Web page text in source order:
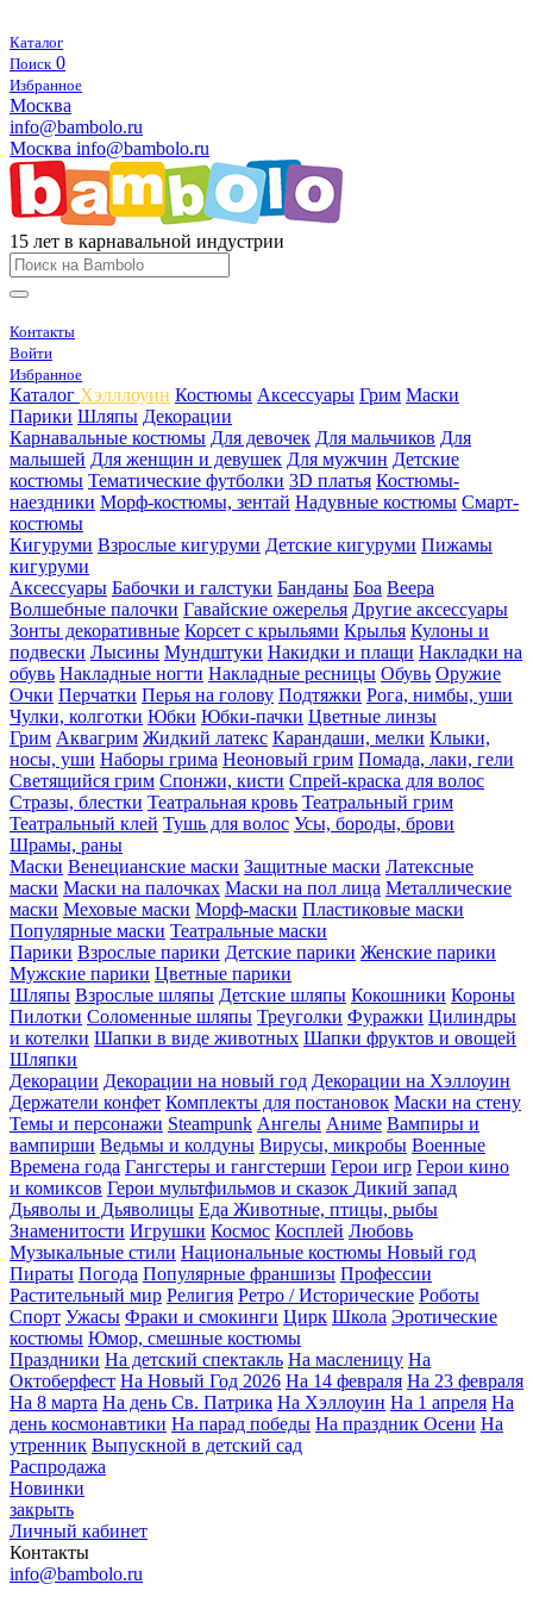
Каталог
Поиск 0
Избранное
Москва
info@bambolo.ru
Москва info@bambolo.ru
15 лет в карнавальной индустрии
Контакты
Войти
Избранное
Каталог Хэлллоуин Костюмы Аксессуары Грим Маски
Парики Шляпы Декорации
Карнавальные костюмы Для девочек Для мальчиков Для
малышей Для женщин и девушек Для мужчин Детские
костюмы Тематические футболки 3D платья Костюмы-
наездники Морф-костюмы, зентай Надувные костюмы Смарт-
костюмы
Кигуруми Взрослые кигуруми Детские кигуруми Пижамы
кигуруми
Аксессуары Бабочки и галстуки Банданы Боа Веера
Волшебные палочки Гавайские ожерелья Другие аксессуары
Зонты декоративные Корсет с крыльями Крылья Кулоны и
подвески Лысины Мундштуки Накидки и плащи Накладки на
обувь Накладные ногти Накладные ресницы Обувь Оружие
Очки Перчатки Перья на голову Подтяжки Рога, нимбы, уши
Чулки, колготки Юбки Юбки-пачки Цветные линзы
Грим Аквагрим Жидкий латекс Карандаши, мелки Клыки,
носы, уши Наборы грима Неоновый грим Помада, лаки, гели
Светящийся грим Спонжи, кисти Спрей-краска для волос
Стразы, блестки Театральная кровь Театральный грим
Театральный клей Тушь для волос Усы, бороды, брови
Шрамы, раны
Маски Венецианские маски Защитные маски Латексные
маски Маски на палочках Маски на пол лица Металлические
маски Меховые маски Морф-маски Пластиковые маски
Популярные маски Театральные маски
Парики Взрослые парики Детские парики Женские парики
Мужские парики Цветные парики
Шляпы Взрослые шляпы Детские шляпы Кокошники Короны
Пилотки Соломенные шляпы Треуголки Фуражки Цилиндры
и котелки Шапки в виде животных Шапки фруктов и овощей
Шляпки
Декорации Декорации на новый год Декорации на Хэллоуин
Держатели конфет Комплекты для постановок Маски на стену
Темы и персонажи Steampunk Ангелы Аниме Вампиры и
вампирши Ведьмы и колдуны Вирусы, микробы Военные
Времена года Гангстеры и гангстерши Герои игр Герои кино
и комиксов Герои мультфильмов и сказок Дикий запад
Дьяволы и Дьяволицы Еда Животные, птицы, рыбы
Знаменитости Игрушки Космос Косплей Любовь
Музыкальные стили Национальные костюмы Новый год
Пираты Погода Популярные франшизы Профессии
Растительный мир Религия Ретро / Исторические Роботы
Спорт Ужасы Фраки и смокинги Цирк Школа Эротические
костюмы Юмор, смешные костюмы
Праздники На детский спектакль На масленицу На
Октоберфест На Новый Год 2026 На 14 февраля На 23 февраля
На 8 марта На день Св. Патрика На Хэллоуин На 1 апреля На
день космонавтики На парад победы На праздник Осени На
утренник Выпускной в детский сад
Распродажа
Новинки
закрыть
Личный кабинет
Контакты
info@bambolo.ru